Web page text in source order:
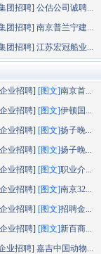
团招聘]公估公司诚聘...
团招聘]南京普兰宁建...
团招聘]江苏宏冠船业...
企业招聘] [图文]南京首...
企业招聘] [图文]伊顿国...
企业招聘] [图文]扬子晚...
企业招聘] [图文]扬子晚...
企业招聘] [图文]职业介...
企业招聘] [图文]南京32...
企业招聘] [图文]招聘金...
企业招聘] [图文]新百商...
业招聘]嘉吉中国动物...